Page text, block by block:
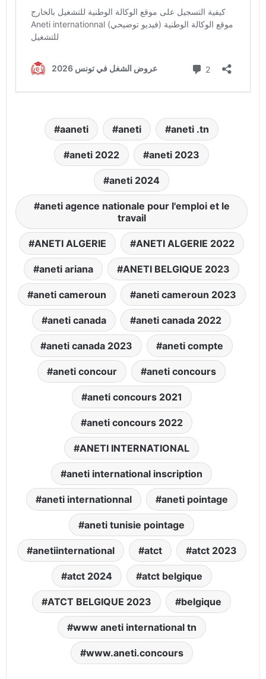
aaneti aneti aneti .tn
aneti 2022 aneti 2023
aneti 2024
aneti agence nationale pour l'emploi et le
travail
ANETI ALGERIE ANETI ALGERIE 2022
aneti ariana ANETI BELGIQUE 2023
aneti cameroun aneti cameroun 2023
aneti canada aneti canada 2022
aneti canada 2023 aneti compte
aneti concour aneti concours
aneti concours 2021
aneti concours 2022
ANETI INTERNATIONAL
aneti international inscription
aneti internationnal aneti pointage
aneti tunisie pointage
anetiinternational atct atct 2023
atct 2024 atct belgique
ATCT BELGIQUE 2023 belgique
www aneti international tn
www.aneti.concours